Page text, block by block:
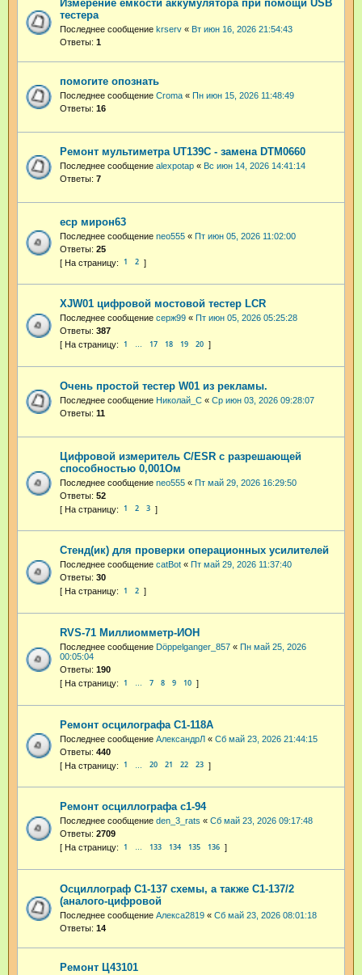
Измерение емкости аккумулятора при помощи USB
тестера
Последнее сообщение krserv « Вт июн 16, 2026 21:54:43
Ответы: 1
помогите опознать
Последнее сообщение Croma « Пн июн 15, 2026 11:48:49
Ответы: 16
Ремонт мультиметра UT139C - замена DTM0660
Последнее сообщение alexpotap « Вс июн 14, 2026 14:41:14
Ответы: 7
еср мирон63
Последнее сообщение neo555 « Пт июн 05, 2026 11:02:00
Ответы: 25
1 2
XJW01 цифровой мостовой тестер LCR
Последнее сообщение серж99 « Пт июн 05, 2026 05:25:28
Ответы: 387
1 … 17 18 19 20
Очень простой тестер W01 из рекламы.
Последнее сообщение Николай_С « Ср июн 03, 2026 09:28:07
Ответы: 11
Цифровой измеритель C/ESR с разрешающей
способностью 0,001Ом
Последнее сообщение neo555 « Пт май 29, 2026 16:29:50
Ответы: 52
1 2 3
Стенд(ик) для проверки операционных усилителей
Последнее сообщение catBot « Пт май 29, 2026 11:37:40
Ответы: 30
1 2
RVS-71 Миллиомметр-ИОН
Последнее сообщение Dӧppelganger_857 « Пн май 25, 2026
00:05:04
Ответы: 190
1 … 7 8 9 10
Ремонт осцилографа С1-118А
Последнее сообщение АлександрЛ « Сб май 23, 2026 21:44:15
Ответы: 440
1 20 21 22 23
Ремонт осциллографа с1-94
Последнее сообщение den_3_rats « Сб май 23, 2026 09:17:48
Ответы: 2709
1 … 133 134 135 136
Осциллограф С1-137 схемы, а также С1-137/2
(аналого-цифровой
Последнее сообщение Алекса2819 « Сб май 23, 2026 08:01:18
Ответы: 14
Ремонт Ц43101